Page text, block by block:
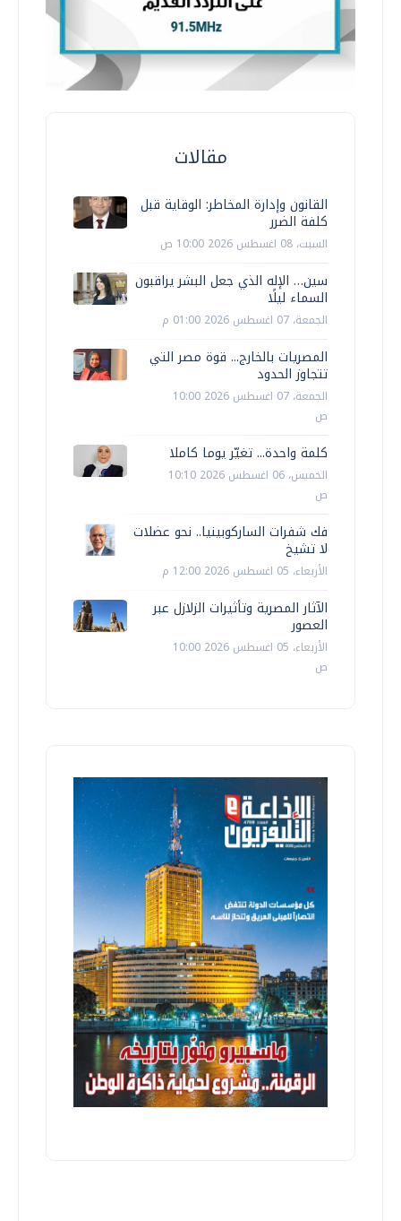
مقالات
القانون وإدارة المخاطر: الوقاية قبل
كلفة الضرر
السبت، 08 اغسطس 2026 10:00 ص
سين… الإله الذي جعل البشر يراقبون
السماء ليلًا
الجمعة، 07 اغسطس 2026 01:00 م
المصريات بالخارج... قوة مصر التي
تتجاوز الحدود
الجمعة، 07 اغسطس 2026 10:00
ص
كلمة واحدة... تغيّر يوما كاملا
الخميس، 06 اغسطس 2026 10:10
ص
فك شفرات الساركوبينيا.. نحو عضلات
لا تشيخ
الأربعاء، 05 اغسطس 2026 12:00 م
الآثار المصرية وتأثيرات الزلازل عبر
العصور
الأربعاء، 05 اغسطس 2026 10:00
ص